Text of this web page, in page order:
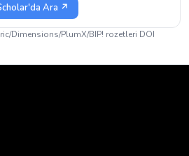
Ara ↗
Dimensions/PlumX/BIP! rozetleri DOI